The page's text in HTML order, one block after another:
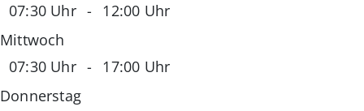
07:30 Uhr -
12:00 Uhr
Mittwoch
07:30 Uhr -
17:00 Uhr
Donnerstag